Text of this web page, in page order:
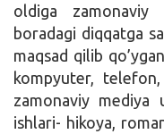
oldiga
boradagi diqqatga
maqsad qilib
kompyuter,
zamonaviy mediya
ishlari- hikoya,